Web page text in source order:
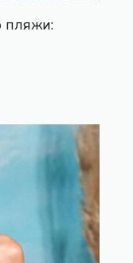
пляжи: